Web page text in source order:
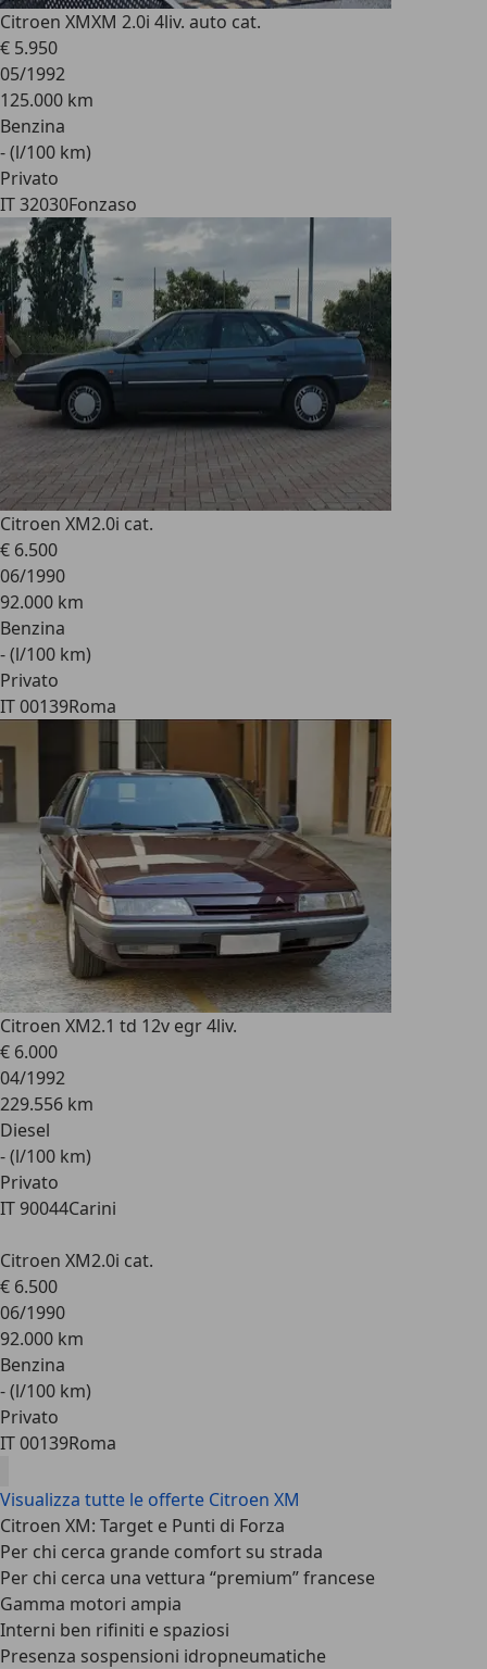
Citroen XMXM 2.0i 4liv. auto cat.
€ 5.950
05/1992
125.000 km
Benzina
- (l/100 km)
Privato
IT 32030Fonzaso
Citroen XM2.0i cat.
€ 6.500
06/1990
92.000 km
Benzina
- (l/100 km)
Privato
IT 00139Roma
Citroen XM2.1 td 12v egr 4liv.
€ 6.000
04/1992
229.556 km
Diesel
- (l/100 km)
Privato
IT 90044Carini
Citroen XM2.0i cat.
€ 6.500
06/1990
92.000 km
Benzina
- (l/100 km)
Privato
IT 00139Roma
Visualizza tutte le offerte Citroen XM
Citroen XM: Target e Punti di Forza
Per chi cerca grande comfort su strada
Per chi cerca una vettura “premium” francese
Gamma motori ampia
Interni ben rifiniti e spaziosi
Presenza sospensioni idropneumatiche